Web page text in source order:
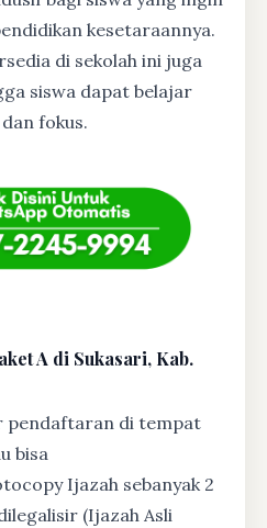
kesetaraannya.
di sekolah ini juga
siswa dapat belajar
fokus.
A di Sukasari, Kab.
pendaftaran di tempat
bisa
Ijazah sebanyak 2
(Ijazah Asli